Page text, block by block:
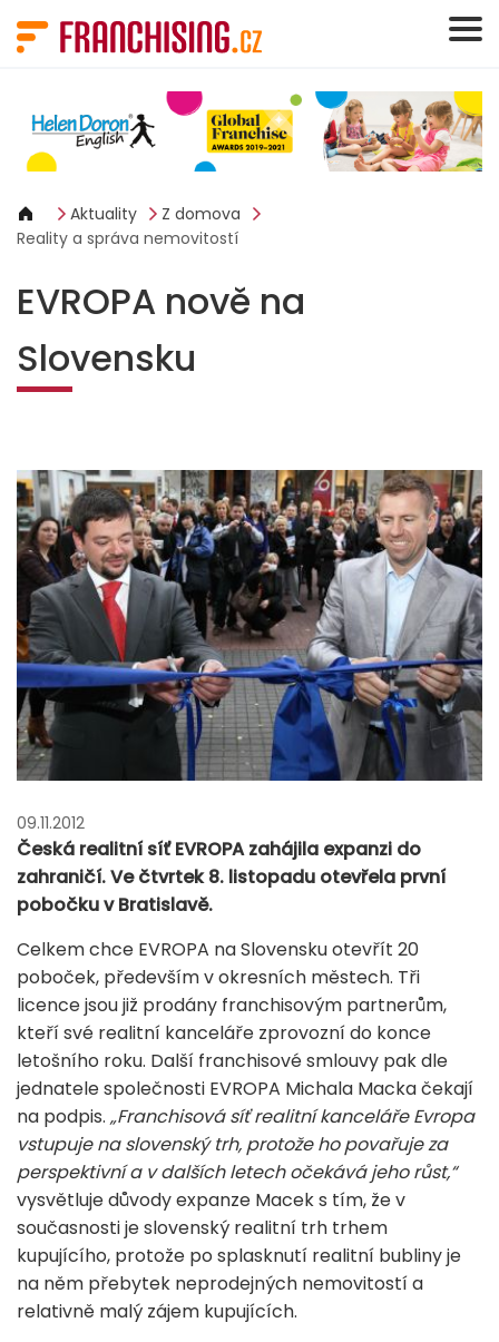
Aktuality
Z domova
Reality a správa nemovitostí
EVROPA nově na
Slovensku
09.11.2012
Česká realitní síť EVROPA zahájila expanzi do
zahraničí. Ve čtvrtek 8. listopadu otevřela první
pobočku v Bratislavě.
Celkem chce EVROPA na Slovensku otevřít 20
poboček, především v okresních městech. Tři
licence jsou již prodány franchisovým partnerům,
kteří své realitní kanceláře zprovozní do konce
letošního roku. Další franchisové smlouvy pak dle
jednatele společnosti EVROPA Michala Macka čekají
na podpis. „Franchisová síť realitní kanceláře Evropa
vstupuje na slovenský trh, protože ho povařuje za
perspektivní a v dalších letech očekává jeho růst,“
vysvětluje důvody expanze Macek s tím, že v
současnosti je slovenský realitní trh trhem
kupujícího, protože po splasknutí realitní bubliny je
na něm přebytek neprodejných nemovitostí a
relativně malý zájem kupujících.